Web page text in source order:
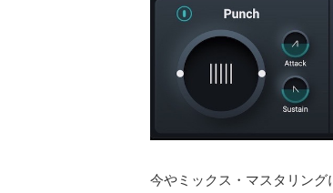
今やミックス・マスタリン